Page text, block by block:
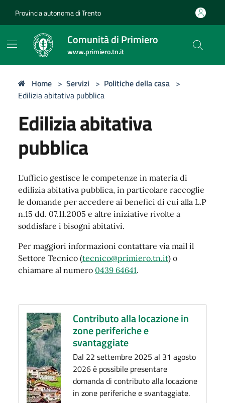
Provincia autonoma di Trento
Comunità di Primiero
www.primiero.tn.it
Home > Servizi > Politiche della casa >
Edilizia abitativa pubblica
Edilizia abitativa
pubblica
L'ufficio gestisce le competenze in materia di
edilizia abitativa pubblica, in particolare raccoglie
le domande per accedere ai benefici di cui alla L.P
n.15 dd. 07.11.2005 e altre iniziative rivolte a
soddisfare i bisogni abitativi.
Per maggiori informazioni contattare via mail il
Settore Tecnico (tecnico@primiero.tn.it) o
chiamare al numero 0439 64641.
Contributo alla locazione in
zone periferiche e
svantaggiate
Dal 22 settembre 2025 al 31 agosto
2026 è possibile presentare
domanda di contributo alla locazione
in zone periferiche e svantaggiate.